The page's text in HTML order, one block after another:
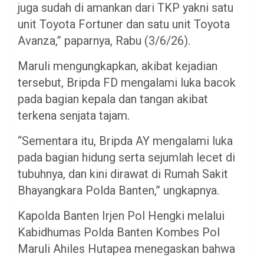
juga sudah di amankan dari TKP yakni satu
unit Toyota Fortuner dan satu unit Toyota
Avanza,” paparnya, Rabu (3/6/26).
Maruli mengungkapkan, akibat kejadian
tersebut, Bripda FD mengalami luka bacok
pada bagian kepala dan tangan akibat
terkena senjata tajam.
“Sementara itu, Bripda AY mengalami luka
pada bagian hidung serta sejumlah lecet di
tubuhnya, dan kini dirawat di Rumah Sakit
Bhayangkara Polda Banten,” ungkapnya.
Kapolda Banten Irjen Pol Hengki melalui
Kabidhumas Polda Banten Kombes Pol
Maruli Ahiles Hutapea menegaskan bahwa